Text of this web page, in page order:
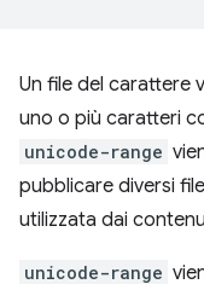
Un file del carattere
uno o più caratteri
unicode-range
pubblicare diversi
utilizzata dai
unicode-range